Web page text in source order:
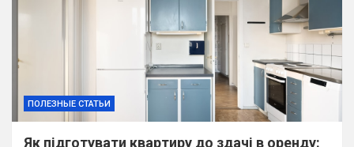
ПОЛЕЗНЫЕ СТАТЬИ
Як підготувати квартиру до здачі в оренду: